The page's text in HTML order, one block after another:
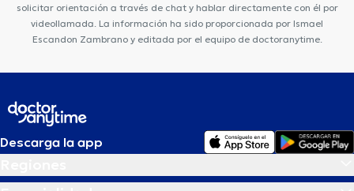
solicitar orientación a través de chat y hablar directamente con él por
videollamada. La información ha sido proporcionada por Ismael
Escandon Zambrano y editada por el equipo de doctoranytime.
Descarga la app